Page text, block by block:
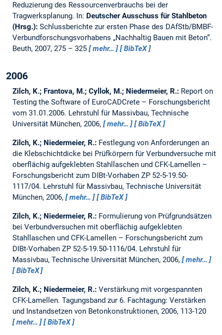
Reduzierung des Ressourcenverbrauchs bei der
Tragwerksplanung. In: Deutscher Ausschuss für Stahlbeton
(Hrsg.): Schlussberichte zur ersten Phase des DAfStb/BMBF-
Verbundforschungsvorhabens „Nachhaltig Bauen mit Beton“.
Beuth, 2007, 275 – 325
mehr… BibTeX
2006
Zilch, K.; Frantova, M.; Cyllok, M.; Niedermeier, R.: Report on
Testing the Software of EuroCADCrete – Forschungsbericht
vom 31.01.2006. Lehrstuhl für Massivbau, Technische
Universität München, 2006,
mehr… BibTeX
Zilch, K.; Niedermeier, R.: Festlegung von Anforderungen an
die Klebschichtdicke bei Prüfkörpern für Verbundversuche mit
oberflächig aufgeklebten Stahllaschen und CFK-Lamellen –
Forschungsbericht zum DIBt-Vorhaben ZP 52-5-19.50-
1117/04. Lehrstuhl für Massivbau, Technische Universität
München, 2006,
mehr… BibTeX
Zilch, K.; Niedermeier, R.: Formulierung von Prüfgrundsätzen
bei Verbundversuchen mit oberflächig aufgeklebten
Stahllaschen und CFK-Lamellen – Forschungsbericht zum
DIBt-Vorhaben ZP 52-5-19.50-1116/04. Lehrstuhl für
Massivbau, Technische Universität München, 2006,
mehr…
BibTeX
Zilch, K.; Niedermeier, R.: Verstärkung mit vorgespannten
CFK-Lamellen. Tagungsband zur 6. Fachtagung: Verstärken
und Instandsetzen von Betonkonstruktionen, 2006, 113-120
mehr…
BibTeX